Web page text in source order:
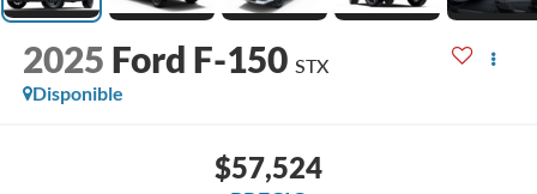
2025 Ford F-150 STX
Disponible
$57,524